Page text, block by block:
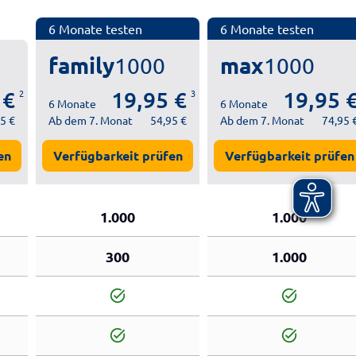
2
€
6 Monate testen
family1000
6 Monate 19,95 € 3
Ab dem 7. Monat 54,95 €
Verfügbarkeit prüfen
1.000
300
task_alt
task_alt
6 Monate testen
max1000
6 Monate 19,95
Ab dem 7. Monat 74,95
Verfügbarkeit prüfen
1.000
1.000
task_alt
task_alt